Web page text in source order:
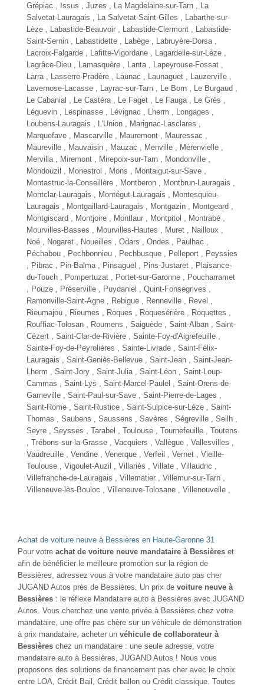
Grépiac , Issus , Juzes , La Magdelaine-sur-Tarn , La
Salvetat-Lauragais ,
La Salvetat-Saint-Gilles
Labarthe-sur-
Lèze , Labastide-Beauvoir , Labastide-Clermont , Labastide-
Saint-Sernin , Labastidette ,
Labège , Labruyère-Dorsa ,
Lacroix-Falgarde , Lafitte-Vigordane , Lagardelle-sur-Lèze ,
Lagrâce-Dieu , Lamasquère , Lanta , Lapeyrouse-Fossat ,
Larra , Lasserre-Pradère , Launac ,
Launaguet , Lauzerville ,
Lavernose-Lacasse , Layrac-sur-Tarn , Le Born , Le Burgaud ,
Le Cabanial , Le Castéra , Le Faget , Le Fauga , Le Grès ,
Léguevin , Lespinasse , Lévignac , Lherm , Longages ,
Loubens-Lauragais ,
L'Union , Marignac-Lasclares ,
Marquefave , Mascarville , Mauremont , Mauressac ,
Maureville , Mauvaisin , Mauzac , Menville , Mérenvielle ,
Mervilla , Miremont , Mirepoix-sur-Tarn ,
Mondonville
Mondouzil , Monestrol , Mons , Montaigut-sur-Save ,
Montastruc-la-Conseillère , Montberon , Montbrun-Lauragais ,
Montclar-Lauragais , Montégut-Lauragais , Montesquieu-
Lauragais , Montgaillard-Lauragais , Montgazin , Montgeard ,
Montgiscard , Montjoire , Montlaur , Montpitol ,
Montrabé
Mourvilles-Basses , Mourvilles-Hautes ,
Muret Nailloux
Noé , Nogaret , Noueilles , Odars , Ondes , Paulhac ,
Péchabou ,
Pechbonnieu , Pechbusque , Pelleport , Peyssies
Pibrac , Pin-Balma , Pinsaguel , Pins-Justaret
Plaisance-
du-Touch , Pompertuzat , Portet-sur-Garonne , Poucharramet
, Pouze , Préserville , Puydaniel , Quint-Fonsegrives
Ramonville-Saint-Agne , Rebigue , Renneville , Revel
Rieumajou , Rieumes ,
Roques , Roquesérière , Roquettes
Rouffiac-Tolosan , Roumens , Saiguède , Saint-Alban , Saint-
Cézert , Saint-Clar-de-Rivière , Sainte-Foy-d'Aigrefeuille ,
Sainte-Foy-de-Peyrolières , Sainte-Livrade , Saint-Félix-
Lauragais , Saint-Geniès-Bellevue , Saint-Jean , Saint-Jean-
Lherm , Saint-Jory , Saint-Julia , Saint-Léon , Saint-Loup-
Cammas , Saint-Lys , Saint-Marcel-Paulel , Saint-Orens-de-
Gameville , Saint-Paul-sur-Save , Saint-Pierre-de-Lages ,
Saint-Rome , Saint-Rustice , Saint-Sulpice-sur-Lèze , Saint-
Thomas , Saubens , Saussens , Savères , Ségreville , Seilh ,
Seyre , Seysses , Tarabel , Toulouse , Tournefeuille , Toutens
, Trébons-sur-la-Grasse , Vacquiers , Vallègue , Vallesvilles ,
Vaudreuille , Vendine , Venerque , Verfeil , Vernet , Vieille-
Toulouse , Vigoulet-Auzil , Villariès , Villate , Villaudric ,
Villefranche-de-Lauragais , Villematier , Villemur-sur-Tarn
Villeneuve-lès-Bouloc , Villeneuve-Tolosane , Villenouvelle ,
Achat de voiture neuve à Bessières en Haute-Garonne 31
Pour votre achat de voiture neuve mandataire à Bessières et
afin de bénéficier le meilleure promotion sur la région de
Bessières, adressez vous à votre mandataire auto pas cher
JUGAND Autos près de Bessières. Un prix de voiture neuve à
Bessières : le réflexe Mandataire auto à Bessières avec JUGAND
Autos. Vous cherchez une vente privée à Bessières chez votre
mandataire, une offre pas chère sur un véhicule de démonstration
à prix mandataire, acheter un véhicule de collaborateur à
Bessières chez un mandataire : une seule adresse, votre
mandataire auto à Bessières, JUGAND Autos ! Nous vous
proposons des solutions de financement pas cher avec le choix
entre LOA, Crédit Bail, Crédit ballon ou Crédit classique. Toutes